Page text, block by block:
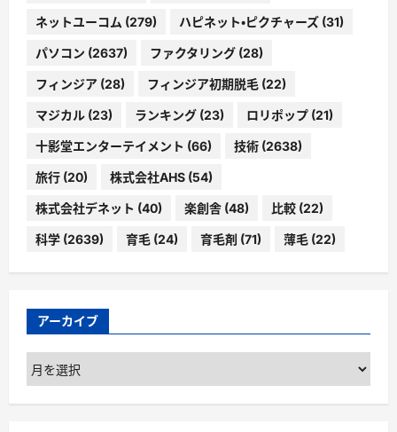
ネットユーコム (279) ハピネット・ピクチャーズ (31)
パソコン (2637) ファクタリング (28)
フィンジア (28) フィンジア初期脱毛 (22)
マジカル (23) ランキング (23) ロリポップ (21)
十影堂エンターテイメント (66) 技術 (2638)
旅行 (20) 株式会社AHS (54)
株式会社デネット (40) 楽創舎 (48) 比較 (22)
科学 (2639) 育毛 (24) 育毛剤 (71) 薄毛 (22)
アーカイブ
ア
ー
カ